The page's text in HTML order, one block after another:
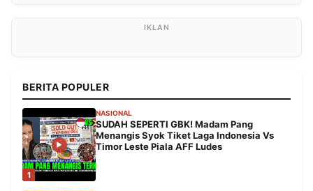
BERITA POPULER
1
NASIONAL
SUDAH SEPERTI GBK! Madam Pang
Menangis Syok Tiket Laga Indonesia Vs
Timor Leste Piala AFF Ludes